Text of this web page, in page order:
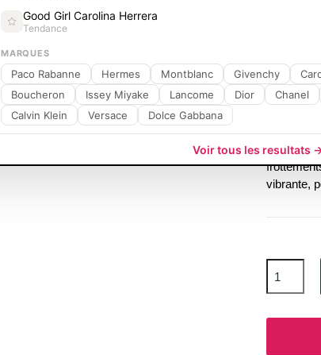
Eyelinerà
vos
vibrante,
Good Girl Carolina Herrera
Tendance
MARQUES
Paco Rabanne Hermes Montblanc Givenchy
Boucheron
Issey Miyake Lancome Dior Chanel
Calvin Klein
Versace Dolce Gabbana
Voir tous les resultats